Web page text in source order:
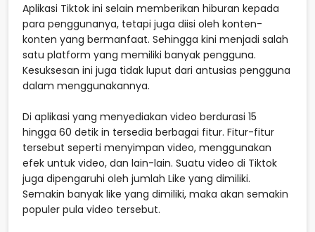
Aplikasi Tiktok ini selain memberikan hiburan kepada
para penggunanya, tetapi juga diisi oleh konten-
konten yang bermanfaat. Sehingga kini menjadi salah
satu platform yang memiliki banyak pengguna.
Kesuksesan ini juga tidak luput dari antusias pengguna
dalam menggunakannya.
Di aplikasi yang menyediakan video berdurasi 15
hingga 60 detik in tersedia berbagai fitur. Fitur-fitur
tersebut seperti menyimpan video, menggunakan
efek untuk video, dan lain-lain. Suatu video di Tiktok
juga dipengaruhi oleh jumlah Like yang dimiliki.
Semakin banyak like yang dimiliki, maka akan semakin
populer pula video tersebut.